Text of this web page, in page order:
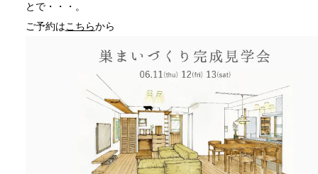
とで・・・。
ご予約はこちらから